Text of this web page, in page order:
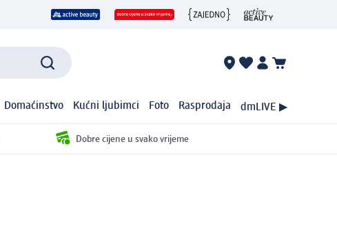
Domaćinstvo Kućni ljubimci Foto Rasprodaja dmLIVE ▶
Dobre cijene u svako vrijeme